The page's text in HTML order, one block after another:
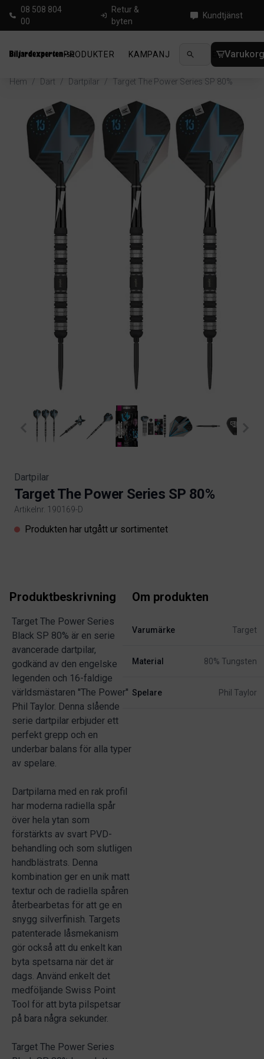
08 508 804
00
Retur &
byten
Kundtjänst
PRODUKTER KAMPANJ NYHETER
Hem / Dart / Dartpilar / Target The Power Series SP 80%
Dartpilar
Target The Power Series SP 80%
Artikelnr. 190169-D
Product information
Produkten har utgått ur sortimentet
Produktbeskrivning
Target The Power Series
Black SP 80% är en serie
avancerade dartpilar,
godkänd av den engelske
legenden och 16-faldige
världsmästaren ''The Power''
Phil Taylor. Denna slående
serie dartpilar erbjuder ett
perfekt grepp och en
underbar balans för alla typer
av spelare.
Dartpilarna med en rak profil
har moderna radiella spår
över hela ytan som
förstärkts av svart PVD-
behandling och som slutligen
handblästrats. Denna
kombination ger en unik matt
textur och de radiella spåren
återbearbetas för att ge en
snygg silverfinish. Targets
patenterade låsmekanism
gör också att du enkelt kan
byta spetsarna när det är
dags. Använd enkelt det
medföljande Swiss Point
Tool för att byta pilspetsar
på bara några sekunder.
Target The Power Series
Om produkten
Varumärke Target
Material 80% Tungsten
Spelare Phil Taylor